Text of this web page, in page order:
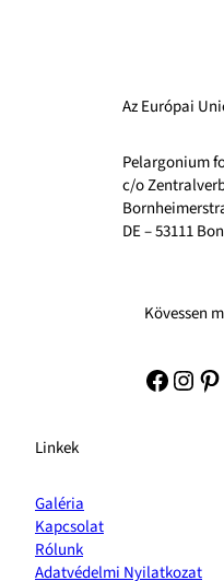
Az Európai
Pelargonium
c/o
DE – 53111
Kövessen
Linkek
Galéria
Kapcsolat
Rólunk
Adatvédelmi Nyilatkozat